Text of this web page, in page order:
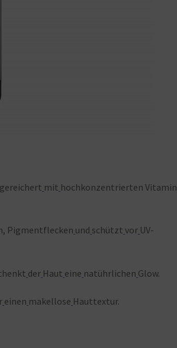
mit hochkonzentrierten Vitamin
Pigmentflecken und schützt vor UV-
der Haut eine natührlichen Glow.
einen makellose Hauttextur.